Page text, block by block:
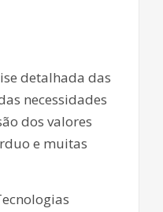
detalhada das
necessidades
dos valores
e muitas